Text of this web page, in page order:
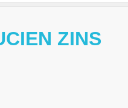
ZINS